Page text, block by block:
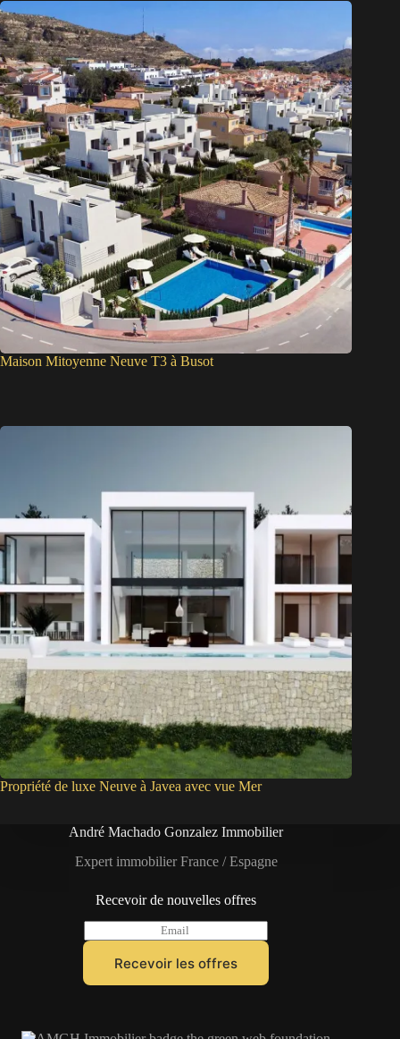
Maison Mitoyenne Neuve T3 à Busot
Propriété de luxe Neuve à Javea avec vue Mer
André Machado Gonzalez Immobilier
Expert immobilier France / Espagne
Recevoir de nouvelles offres
m
l
Recevoir les offres